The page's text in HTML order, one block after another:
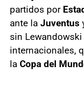
partidos por
ante la Juventus
sin
internacionales,
la Copa del